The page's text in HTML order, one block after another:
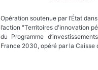
Opération soutenue par l’État
l’action "Territoires d'innovation
du Programme
France 2030, opéré par la Caisse